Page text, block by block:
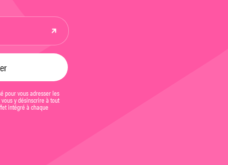
pour vous adresser les
y désinscrire à tout
intégré à chaque